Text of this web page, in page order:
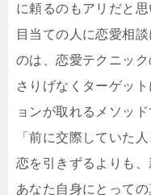
に頼るのもアリだと思
目当ての人に恋愛相
のは、恋愛テクニッ
さりげなくターゲッ
ョンが取れるメソッド
「前に交際していた
恋を引きずるよりも、
あなた自身にとって